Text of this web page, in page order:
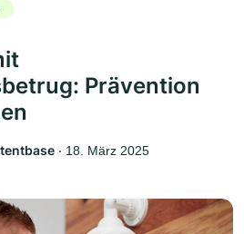
Prävention
‧ 18. März 2025